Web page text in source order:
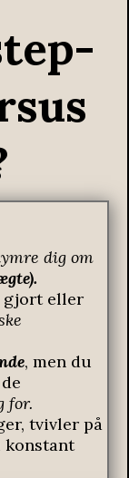
dig om
gjort eller
, men du
for.
tvivler på
konstant